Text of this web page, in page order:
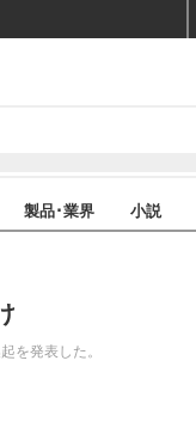
製品･業界 小説
を発表した。